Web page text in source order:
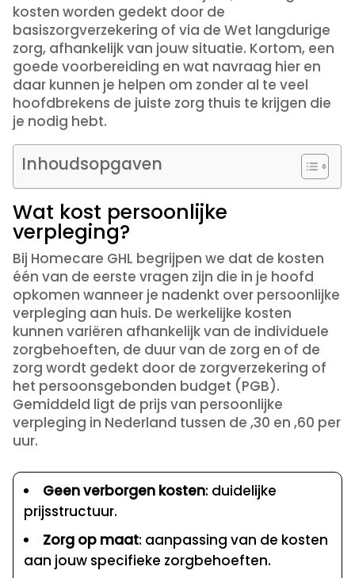
kosten worden gedekt door de
basiszorgverzekering of via de Wet langdurige
zorg, afhankelijk van jouw situatie. Kortom, een
goede voorbereiding en wat navraag hier en
daar kunnen je helpen om zonder al te veel
hoofdbrekens de juiste zorg thuis te krijgen die
je nodig hebt.
Inhoudsopgaven
Wat kost persoonlijke
verpleging?
Bij Homecare GHL begrijpen we dat de kosten
één van de eerste vragen zijn die in je hoofd
opkomen wanneer je nadenkt over persoonlijke
verpleging aan huis. De werkelijke kosten
kunnen variëren afhankelijk van de individuele
zorgbehoeften, de duur van de zorg en of de
zorg wordt gedekt door de zorgverzekering of
het persoonsgebonden budget (PGB).
Gemiddeld ligt de prijs van persoonlijke
verpleging in Nederland tussen de ,30 en ,60 per
uur.
Geen verborgen kosten: duidelijke
prijsstructuur.
Zorg op maat: aanpassing van de kosten
aan jouw specifieke zorgbehoeften.